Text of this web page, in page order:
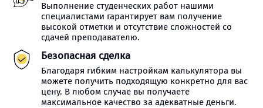
Выполнение студенческих работ нашими
специалистами гарантирует вам получение
высокой отметки и отсутствие сложностей со
сдачей преподавателю.
Безопасная сделка
Благодаря гибким настройкам калькулятора вы
можете получить подходящую конкретно для вас
цену. В любом случае вы получаете
максимальное качество за адекватные деньги.